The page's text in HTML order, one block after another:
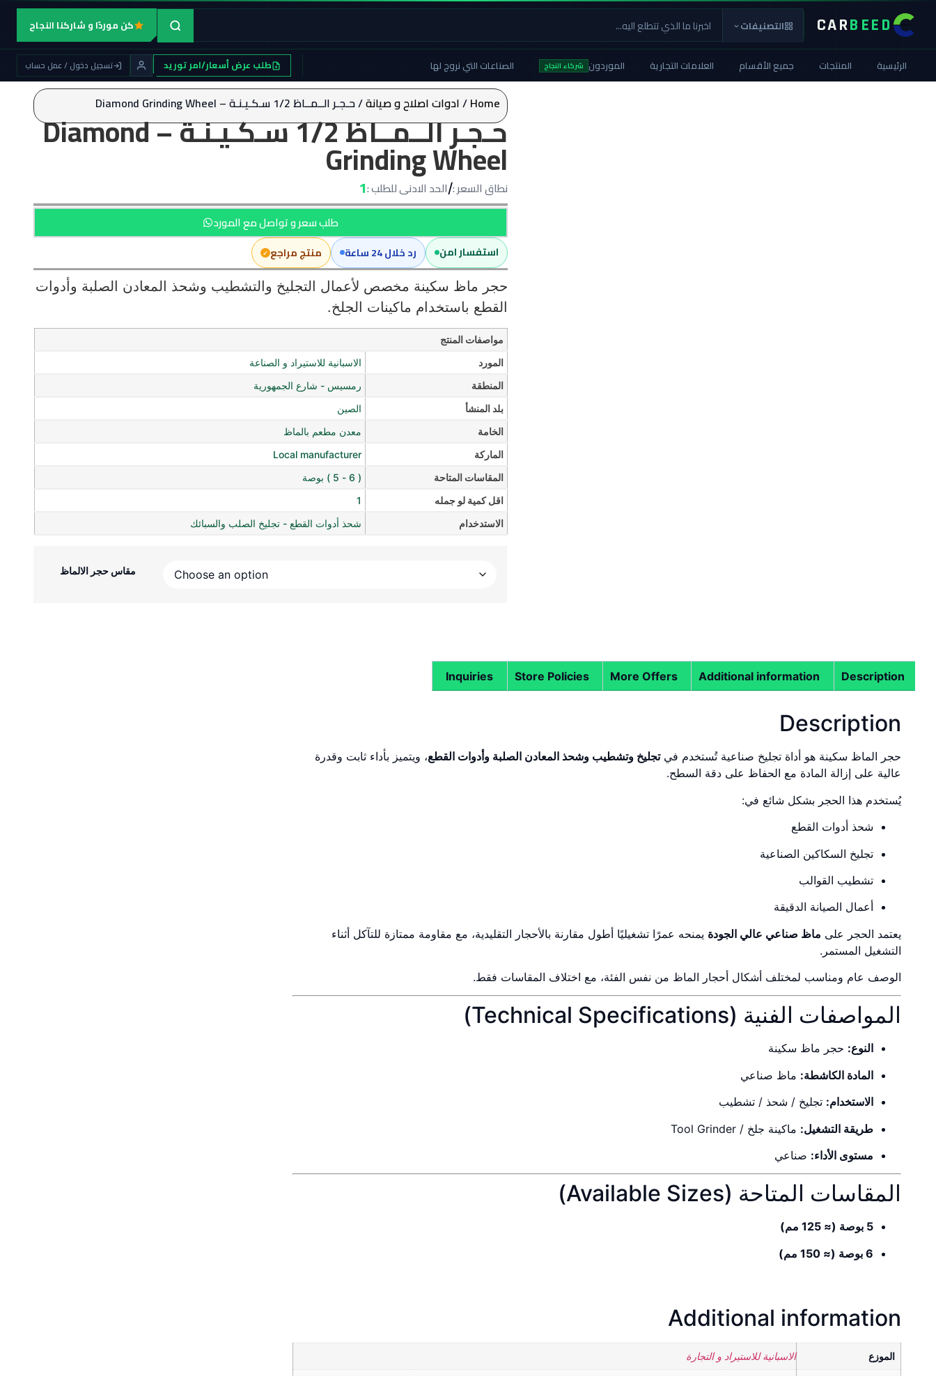
CARBEED التصنيفات كن موردًا و شاركنا النجاح
الرئيسية المنتجات جميع الأقسام العلامات التجارية الموردون شركاء النجاح الصناعات التي نروج لها طلب عرض أسعار/امر توريد تسجيل دخول / عمل حساب
Home
/ادوات اصلاح و صيانة/ حـجـر الــمــاظ 1/2 سـكـيـنـة – Diamond Grinding Wheel
حـجـر الــمــاظ 1/2 سـكـيـنـة – Diamond
Grinding Wheel
نطاق السعر :/الحد الادنى للطلب :1
طلب سعر و تواصل مع المورد
استفسار امن رد خلال 24 ساعة منتج مراجع
حجر ماظ سكينة مخصص لأعمال التجليخ والتشطيب وشحذ المعادن الصلبة وأدوات
القطع باستخدام ماكينات الجلخ.
مواصفات المنتج
المورد
الاسبانية للاستيراد و الصناعة
المنطقة
رمسيس - شارع الجمهورية
بلد المنشأ
الصين
الخامة
معدن مطعم بالماظ
الماركة
Local manufacturer
المقاسات المتاحة
( 6 - 5 ) بوصة
اقل كمية لو جمله
1
الاستدخدام
شحذ أدوات القطع - تجليخ الصلب والسبائك
مقاس حجر الالماظ
Description
Additional information
More Offers
Store Policies
Inquiries
Description
حجر الماظ سكينة هو أداة تجليخ صناعية تُستخدم فيتجليخ وتشطيب وشحذ المعادن الصلبة وأدوات القطع، ويتميز بأداء ثابت وقدرة
عالية على إزالة المادة مع الحفاظ على دقة السطح.
يُستخدم هذا الحجر بشكل شائع في:
شحذ أدوات القطع
تجليخ السكاكين الصناعية
تشطيب القوالب
أعمال الصيانة الدقيقة
يعتمد الحجر على ماظ صناعي عالي الجودة يمنحه عمرًا تشغيليًا أطول مقارنة بالأحجار التقليدية، مع مقاومة ممتازة للتآكل أثناء
التشغيل المستمر.
الوصف عام ومناسب لمختلف أشكال أحجار الماظ من نفس الفئة، مع اختلاف المقاسات فقط.
المواصفات الفنية (Technical Specifications)
النوع: حجر ماظ سكينة
المادة الكاشطة: ماظ صناعي
الاستخدام: تجليخ / شحذ / تشطيب
طريقة التشغيل: ماكينة جلخ / Tool Grinder
مستوى الأداء: صناعي
المقاسات المتاحة (Available Sizes)
5 بوصة (≈ 125 مم)
6 بوصة (≈ 150 مم)
Additional information
الموزع الاسبانية للاستيراد و التجارة